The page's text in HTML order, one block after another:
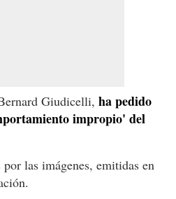
Giudicelli, ha pedido
impropio' del
las imágenes, emitidas en